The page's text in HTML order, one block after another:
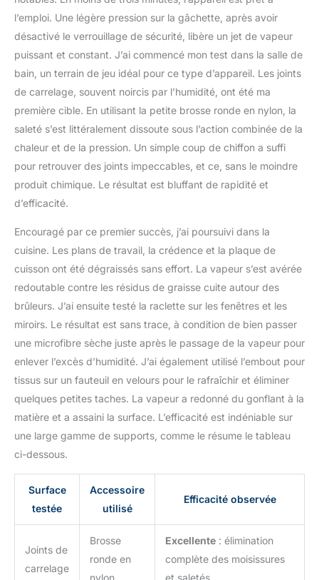
: le cuiseur vapeur
multifonction 11 en 1 est
équipé de plusieurs
accessoires pour
répondre à vos différents
besoins quotidiens, qui
peuvent être utilisés
dans différents
scénarios, par exemple,
cuisine, chambre, salon,
articles de peau de
voiture, salle de bain,
vêtements, etc. Qu'il
dans les fissures, il peut
être balayé. Design
humanisé : le nettoyeur à
vapeur profonde est
combiné avec un cordon
d'alimentation extra long
de 3 m, ce qui le rend
facile à nettoyer chaque
coin de votre maison
sans avoir à changer de
prise fréquemment.
l’emploi. Une légère pression sur la gâchette, après avoir
désactivé le verrouillage de sécurité, libère un jet de vapeur
puissant et constant. J’ai commencé mon test dans la salle de
bain, un terrain de jeu idéal pour ce type d’appareil. Les joints
de carrelage, souvent noircis par l’humidité, ont été ma
première cible. En utilisant la petite brosse ronde en nylon, la
saleté s’est littéralement dissoute sous l’action combinée de la
chaleur et de la pression. Un simple coup de chiffon a suffi
pour retrouver des joints impeccables, et ce, sans le moindre
produit chimique. Le résultat est bluffant de rapidité et
d’efficacité.
Encouragé par ce premier succès, j’ai poursuivi dans la
cuisine. Les plans de travail, la crédence et la plaque de
cuisson ont été dégraissés sans effort. La vapeur s’est avérée
redoutable contre les résidus de graisse cuite autour des
brûleurs. J’ai ensuite testé la raclette sur les fenêtres et les
miroirs. Le résultat est sans trace, à condition de bien passer
une microfibre sèche juste après le passage de la vapeur pour
enlever l’excès d’humidité. J’ai également utilisé l’embout pour
tissus sur un fauteuil en velours pour le rafraîchir et éliminer
quelques petites taches. La vapeur a redonné du gonflant à la
matière et a assaini la surface. L’efficacité est indéniable sur
une large gamme de supports, comme le résume le tableau
ci-dessous.
Surface
testée
Accessoire
utilisé
Efficacité observée
Joints de
carrelage
Brosse
ronde en
nylon
Excellente : élimination
complète des moisissures
et saletés.